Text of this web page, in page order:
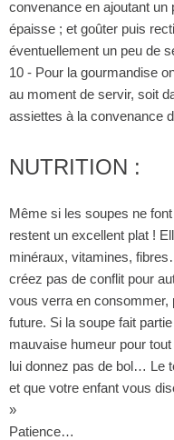
convenance en ajoutant un
épaisse ; et goûter puis
éventuellement un peu de
10 - Pour la gourmandise
au moment de servir, soit
assiettes à la convenance
NUTRITION :
Même si les soupes ne
restent un excellent plat !
minéraux, vitamines,
créez pas de conflit pour
vous verra en
future. Si la soupe fait
mauvaise humeur pour
lui donnez pas de bol… Le
et que votre enfant vous
»
Patience…